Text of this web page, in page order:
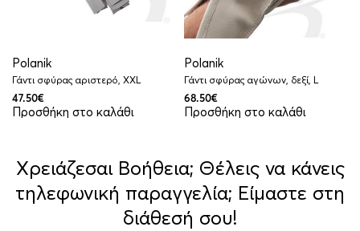
Polanik
Γάντι σφύρας αριστερό, XXL
47.50€
Προσθήκη στο καλάθι
Polanik
Γάντι σφύρας αγώνων, δεξί, L
68.50€
Προσθήκη στο καλάθι
Χρειάζεσαι Βοήθεια; Θέλεις να κάνεις
τηλεφωνική παραγγελία; Είμαστε στη
διάθεσή σου!